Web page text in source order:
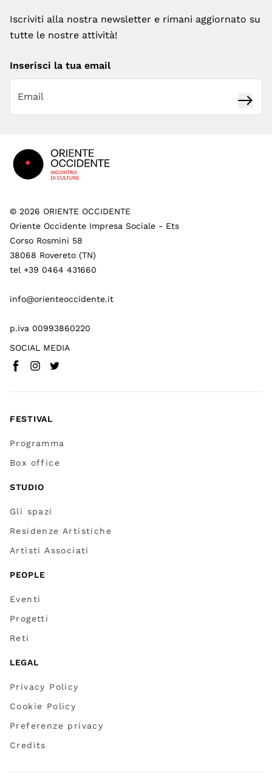
Iscriviti alla nostra newsletter e rimani aggiornato su
tutte le nostre attività!
Inserisci la tua email
© 2026 ORIENTE OCCIDENTE
Oriente Occidente Impresa Sociale - Ets
Corso Rosmini 58
38068 Rovereto (TN)
tel +39 0464 431660
info@orienteoccidente.it
p.iva 00993860220
SOCIAL MEDIA
Facebook(
Instagram
Twitter
FESTIVAL
Programma
Box office
STUDIO
Gli spazi
Residenze Artistiche
Artisti Associati
PEOPLE
Eventi
Progetti
Reti
LEGAL
Privacy Policy
Cookie Policy
Preferenze privacy
Credits